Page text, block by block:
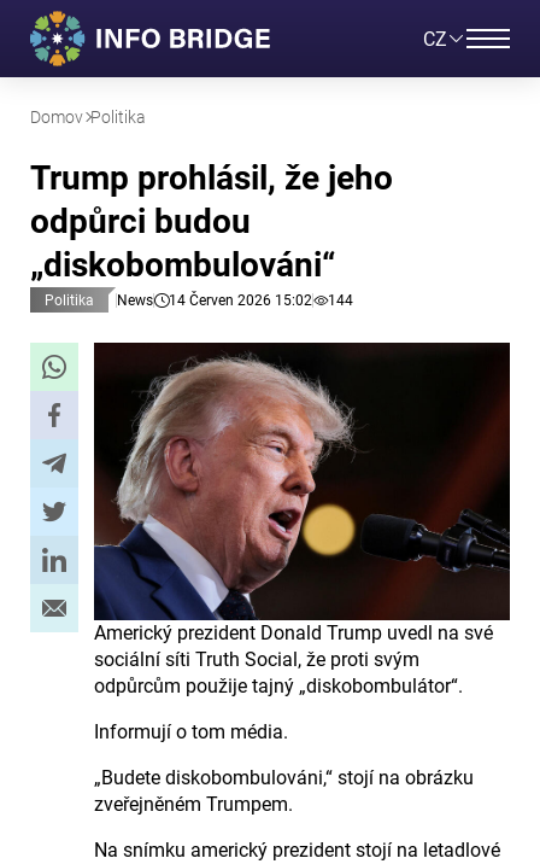
CZ
Domov Politika
Trump prohlásil, že jeho
odpůrci budou
„diskobombulováni“
Politika News 14 Červen 2026 15:02 144
Americký prezident Donald Trump uvedl na své
sociální síti Truth Social, že proti svým
odpůrcům použije tajný „diskobombulátor“.
Informují o tom média.
„Budete diskobombulováni,“ stojí na obrázku
zveřejněném Trumpem.
Na snímku americký prezident stojí na letadlové